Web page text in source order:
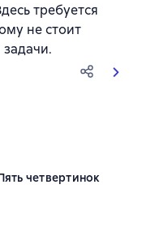
требуется
не стоит
четвертинок
14 оценок